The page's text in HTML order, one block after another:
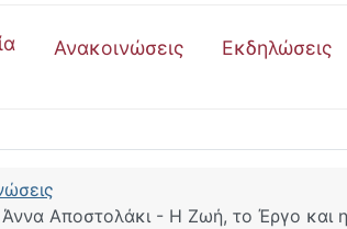
Ανακοινώσεις Εκδηλώσεις
Αποστολάκι - Η Ζωή, το Έργο και